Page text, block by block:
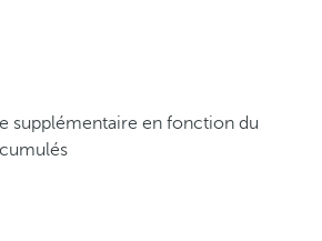
supplémentaire en fonction du